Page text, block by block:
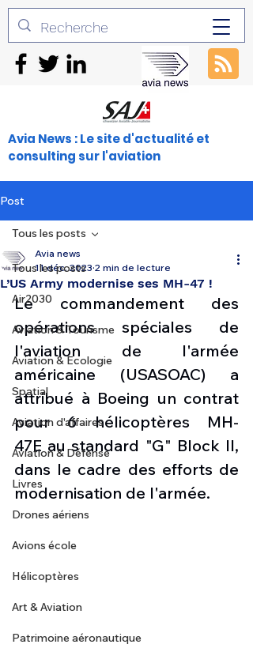
Avia News : Le site d'actualité et
consulting sur l'aviation
Post
Tous les posts
Air2030
Aviation & Tourisme
Aviation & Ecologie
Spatial
Aviation d'affaires
Aviation & Défense
Livres
Drones aériens
Avions école
Hélicoptères
Art & Aviation
Patrimoine aéronautique
Tous les posts
L’US Army modernise ses MH-47 !
Avia news
11 déc. 2023 2 min de lecture
Le commandement des
opérations spéciales de
l'aviation de l'armée
américaine (USASOAC) a
attribué à Boeing un contrat
pour 6 hélicoptères MH-
47E au standard "G" Block II,
dans le cadre des efforts de
modernisation de l'armée.